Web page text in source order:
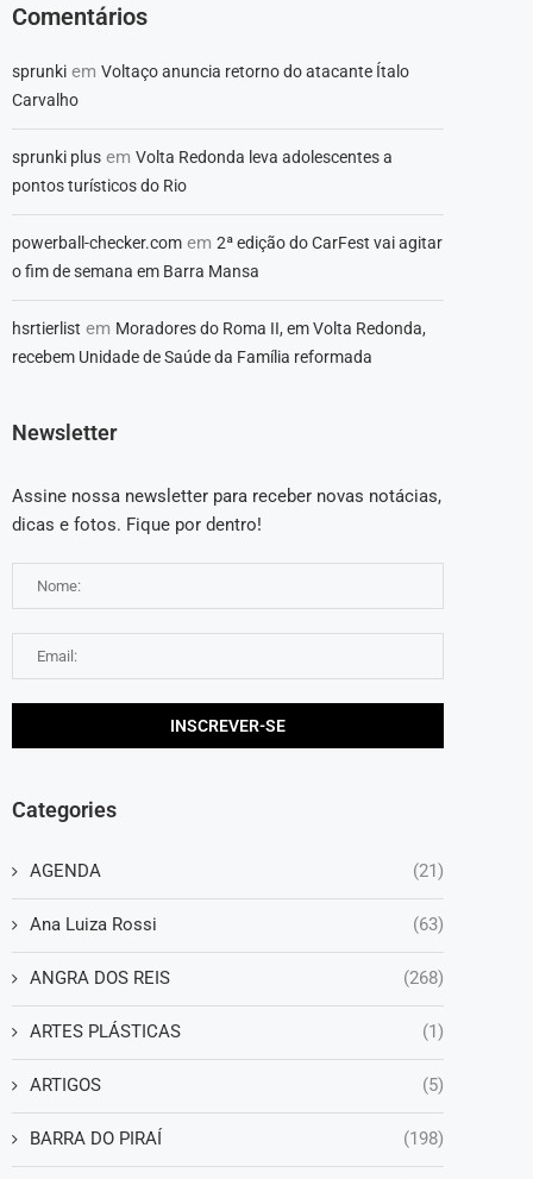
Comentários
sprunki em Voltaço anuncia retorno do atacante Ítalo
Carvalho
sprunki plus em Volta Redonda leva adolescentes a
pontos turísticos do Rio
powerball-checker.com em 2ª edição do CarFest vai agitar
o fim de semana em Barra Mansa
hsrtierlist em Moradores do Roma II, em Volta Redonda,
recebem Unidade de Saúde da Família reformada
Newsletter
Assine nossa newsletter para receber novas notácias,
dicas e fotos. Fique por dentro!
Categories
AGENDA (21)
Ana Luiza Rossi (63)
ANGRA DOS REIS (268)
ARTES PLÁSTICAS (1)
ARTIGOS (5)
BARRA DO PIRAÍ (198)